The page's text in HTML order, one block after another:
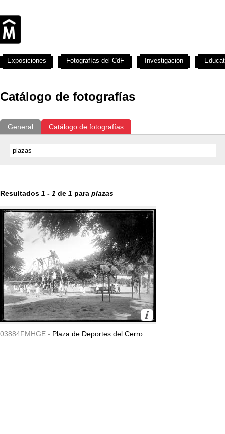
Catálogo de fotografías
General Catálogo de fotografías
Resultados 1 - 1 de 1 para plazas
03884FMHGE - Plaza de Deportes del Cerro.
Exposiciones Fotografías del CdF Investigación